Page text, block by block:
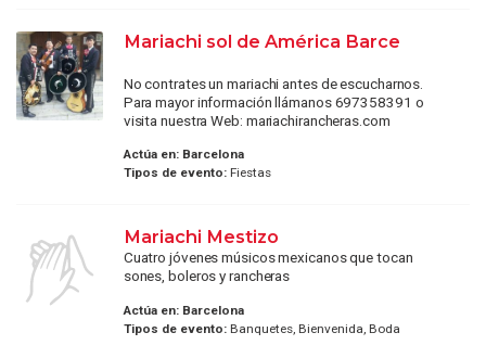
Mariachi sol de América Barce
No contrates un mariachi antes de escucharnos.
Para mayor información llámanos 697358391 o
visita nuestra Web: mariachirancheras.com
Actúa en: Barcelona
Tipos de evento:Fiestas
Mariachi Mestizo
Cuatro jóvenes músicos mexicanos que tocan
sones, boleros y rancheras
Actúa en: Barcelona
Tipos de evento:Banquetes, Bienvenida, Boda